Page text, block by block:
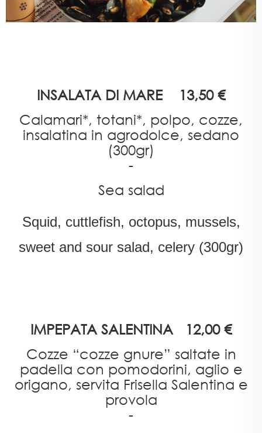
INSALATA DI MARE 13,50 €
Calamari*, totani*, polpo, cozze,
insalatina in agrodolce, sedano
(300gr)
-
Sea salad
Squid, cuttlefish, octopus, mussels,
sweet and sour salad, celery (300gr)
IMPEPATA SALENTINA 12,00 €
Cozze “cozze gnure” saltate in
padella con pomodorini, aglio e
origano, servita Frisella Salentina e
provola
-